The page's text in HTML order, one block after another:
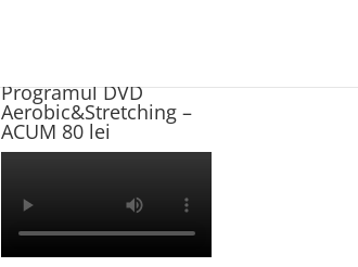
Programul DVD
Aerobic&Stretching –
ACUM 80 lei